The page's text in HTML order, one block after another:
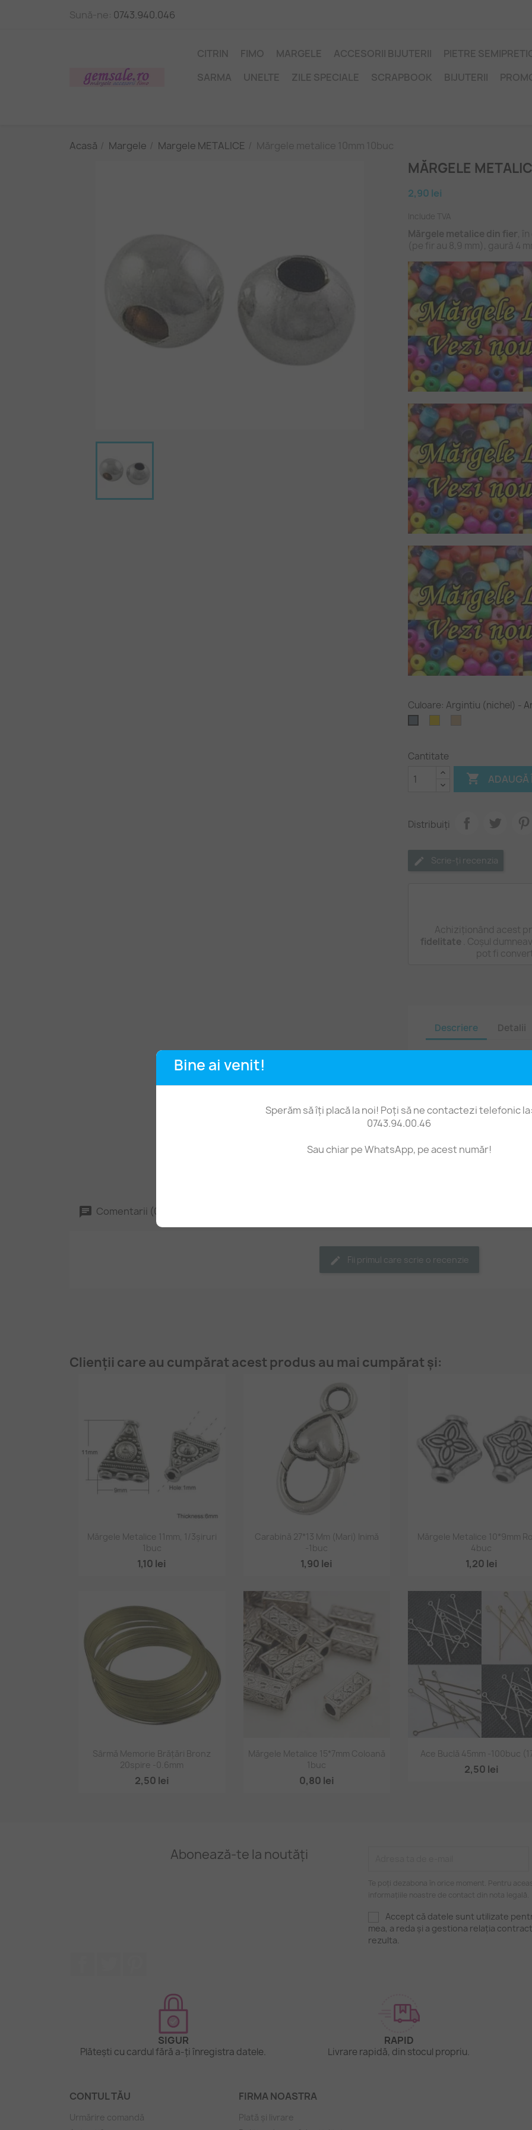
Bine ai venit!
Sperăm să îți placă la noi! Poți să ne contactezi telefonic la:
0743.94.00.46
Sau chiar pe WhatsApp, pe acest număr!
Sună-ne: 0743.940.046
CITRIN FIMO MARGELE ACCESORII BIJUTERII PIETRE
SARMA
UNELTE ZILE SPECIALE SCRAPBOOK BIJUTERII
Acasă Margele Margele METALICE Mărgele metalice 10mm 10buc
MĂRGELE
2,90 lei
Include TVA
Mărgele metalice din fier,
(pe fir au 8,9 mm), gaură 4
Culoare: Argintiu (nichel) -
Cantitate
 ADAUGĂ
Distribuiți
Scrie-ți recenzia
Achiziționând acest
fidelitate . Coșul
pot fi
Descriere Detalii
Mărgele metalice din
culoare dorită.
șnururi.
Mărime aproximativă:
Comentarii (0)
Fii primul care scrie o recenzie
Clienții care au cumpărat acest produs au mai cumpărat și:
Vizualizare rapidă
Mărgele Metalice 11mm, 1/3șiruri
1buc
1,10 lei
 Vizualizare rapidă
Carabină 27*13 Mm (mari) Inimă
-1buc
1,90 lei
Vizualizare rapidă
Mărgele Metalice 10*9mm
4buc
1,20 lei
Vizualizare rapidă
Sârmă Memorie Brățări Bronz
20spire -0.6mm
2,50 lei
 Vizualizare rapidă
Mărgele Metalice 15*7mm Coloană
1buc
0,80 lei
 Vizualizare rapidă
Ace Buclă 45mm -100buc
2,50 lei
Abonează-te la noutăți
Te poți dezabona în orice moment. Pentru
informațiile noastre de contact din nota legală.
Accept că datele sunt utilizate
mea, a reda și a gestiona relația
rezulta.
SIGUR
Plătești cu cardul fără a-ți înregistra datele.
RAPID
Livrare rapidă, din stocul propriu.
CONTUL TĂU
Urmărire comandă
FIRMA NOASTRA
Plată și livrare